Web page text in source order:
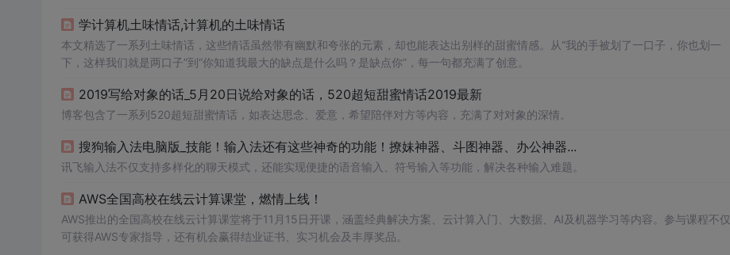
学计算机土味情话,计算机的土味情话
本文精选了一系列土味情话，这些情话虽然带有幽默和夸张的元素，却也能表达出别样的甜蜜情感。从“我的手被划了一口子，你也划一
下，这样我们就是两口子”到“你知道我最大的缺点是什么吗？是缺点你”，每一句都充满了创意。
2019写给对象的话_5月20日说给对象的话，520超短甜蜜情话2019最新
博客包含了一系列520超短甜蜜情话，如表达思念、爱意，希望陪伴对方等内容，充满了对对象的深情。
搜狗输入法电脑版_技能！输入法还有这些神奇的功能！撩妹神器、斗图神器、办公神器...
讯飞输入法不仅支持多样化的聊天模式，还能实现便捷的语音输入、符号输入等功能，解决各种输入难题。
AWS全国高校在线云计算课堂，燃情上线！
AWS推出的全国高校在线云计算课堂将于11月15日开课，涵盖经典解决方案、云计算入门、大数据、AI及机器学习等内容。参与课程不仅
可获得AWS专家指导，还有机会赢得结业证书、实习机会及丰厚奖品。